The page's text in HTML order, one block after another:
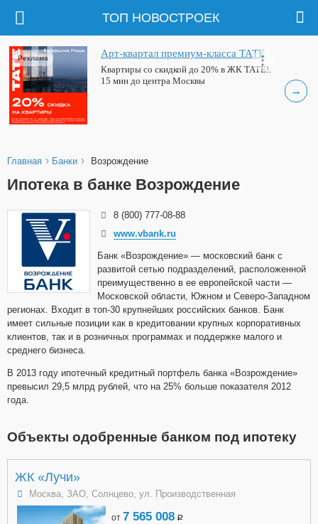
ТОП НОВОСТРОЕК
→
Арт-квартал премиум-класса ТАТЕ
Квартиры со скидкой до 20% в ЖК ТАТЕ!.
15 мин до центра Москвы
Реклама
Главная › Банки › Возрождение
Ипотека в банке Возрождение
8 (800) 777-08-88
www.vbank.ru
Банк «Возрождение» — московский банк с
развитой сетью подразделений, расположенной
преимущественно в ее европейской части —
Московской области, Южном и Северо-Западном
регионах. Входит в топ-30 крупнейших российских банков.
Банк
имеет сильные позиции как в кредитовании крупных корпоративных
клиентов, так и в розничных программах и поддержке малого и
среднего бизнеса.
В 2013 году ипотечный кредитный портфель банка «Возрождение»
превысил 29,5 млрд рублей, что на 25% больше показателя 2012
года.
Объекты одобренные банком под ипотеку
ЖК «Лучи»
Москва, ЗАО, Солнцево, ул. Производственная
от 7 565 008 a